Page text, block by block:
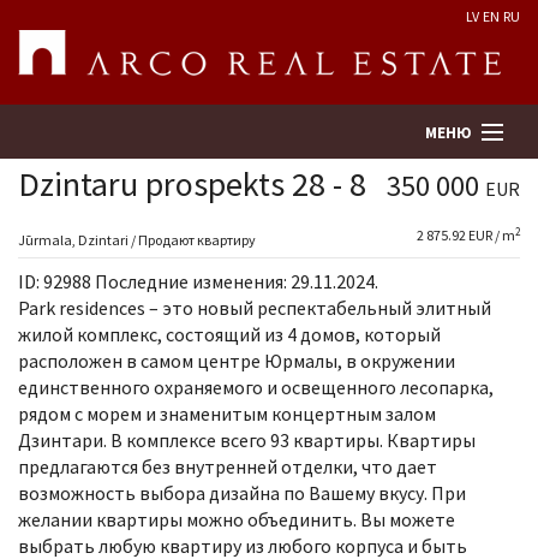
LV EN RU
МЕНЮ
Поиск
Оценка недвижимости
Предприятие
Услуги
Kонтакты
Dzintaru prospekts 28 - 8 350 000 EUR
Jūrmala, Dzintari / Продают квартиру 2 875.92 EUR / m2
ID: 92988 Последние изменения: 29.11.2024.
Park residences – это новый респектабельный элитный
жилой комплекс, состоящий из 4 домов, который
расположен в самом центре Юрмалы, в окружении
единственного охраняемого и освещенного лесопарка,
рядом с морем и знаменитым концертным залом
Дзинтари. В комплексе всего 93 квартиры. Квартиры
предлагаются без внутренней отделки, что дает
возможность выбора дизайна по Вашему вкусу. При
желании квартиры можно объединить. Вы можете
выбрать любую квартиру из любого корпуса и быть